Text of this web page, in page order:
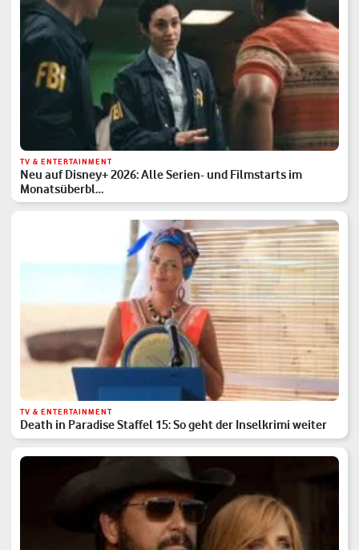
TV & ENTERTAINMENT
Neu auf Disney+ 2026: Alle Serien- und Filmstarts im
Monatsüberbl…
TV & ENTERTAINMENT
Death in Paradise Staffel 15: So geht der Inselkrimi weiter